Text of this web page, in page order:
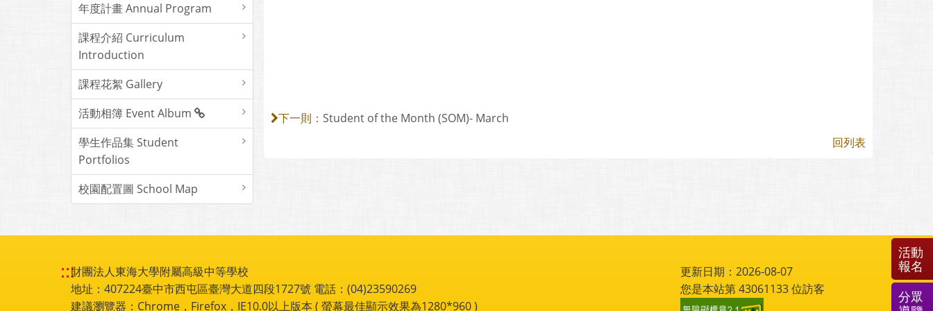
年度計畫 Annual Program
課程介紹 Curriculum
Introduction
課程花絮 Gallery
活動相簿 Event Album
學生作品集 Student
Portfolios
校園配置圖 School Map
下一則： Student of the Month (SOM)- March
回列表
:::財團法人東海大學附屬高級中等學校
地址：407224臺中市西屯區臺灣大道四段1727號 電話：(04)23590269
建議瀏覽器：Chrome，Firefox，IE10.0以上版本 ( 螢幕最佳顯示效果為1280*960 )
更新日期：2026-08-07
您是本站第43061133位訪客
活動
報名
分眾